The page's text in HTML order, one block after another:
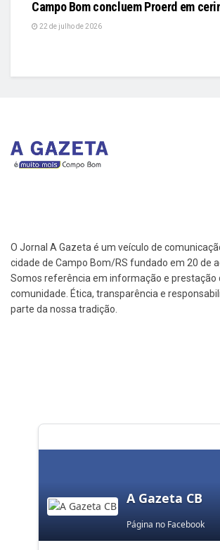
Campo Bom concluem Proerd em
22 de julho de 2026
O Jornal A Gazeta é um veículo de
cidade de Campo Bom/RS fundado em 20 de
Somos referência em informação e prestação
comunidade. Ética, transparência e
parte da nossa tradição.
A Gazeta CB
Página no Facebook